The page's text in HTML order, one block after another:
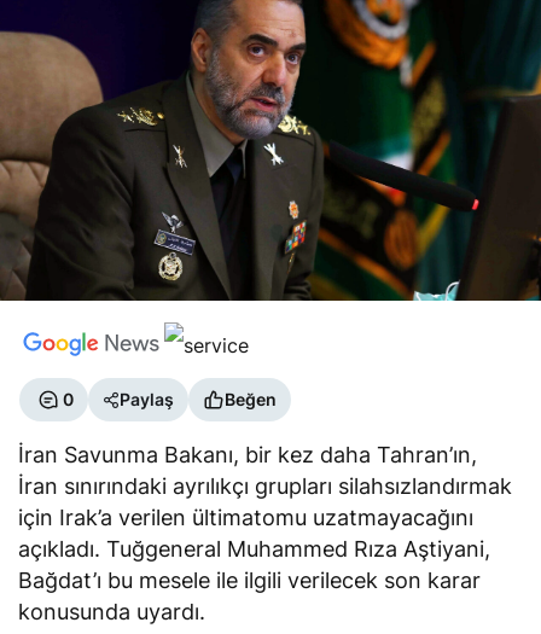
0 Paylaş Beğen
İran Savunma Bakanı, bir kez daha Tahran’ın,
İran sınırındaki ayrılıkçı grupları silahsızlandırmak
için Irak’a verilen ültimatomu uzatmayacağını
açıkladı. Tuğgeneral Muhammed Rıza Aştiyani,
Bağdat’ı bu mesele ile ilgili verilecek son karar
konusunda uyardı.